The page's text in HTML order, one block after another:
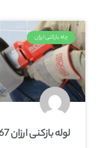
چاه بازکنی ارزان
لوله بازکنی ارزان 09129615767